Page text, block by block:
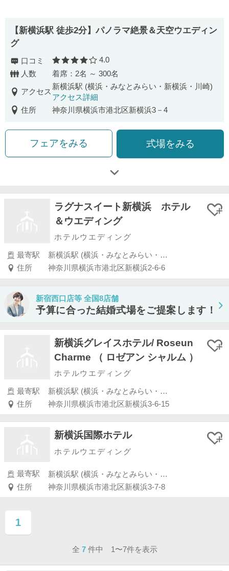
【新横浜駅 徒歩2分】パノラマ絶景＆天空ウエディン
グ
口コミ 口コミ評価
4.0
人数
着席：2名 ～ 300名
アクセス
新横浜駅 (横浜・みなとみらい・新横浜・川崎)
アクセス詳細
住所
神奈川県横浜市港北区新横浜3－4
フェアをみる 式場をみる
ラグナスイート新横浜 ホテル
＆ウエディング
ホテルウエディング
最寄駅
新横浜駅 (横浜・みなとみらい・新横浜・川崎)
住所
神奈川県横浜市港北区新横浜2-6-6
新宿西口店等 全国8店舗
予算に合った結婚式場をご提案します！
新横浜グレイスホテル/ Roseun
Charme （ ロゼアン シャルム ）
ホテルウエディング
最寄駅
新横浜駅 (横浜・みなとみらい・新横浜・川崎)
住所
神奈川県横浜市港北区新横浜3-6-15
新横浜国際ホテル
ホテルウエディング
最寄駅
新横浜駅 (横浜・みなとみらい・新横浜・川崎)
住所
神奈川県横浜市港北区新横浜3-7-8
1
ページ目
全 7 件中 1〜7件を表示